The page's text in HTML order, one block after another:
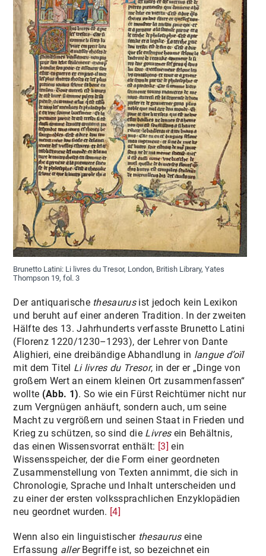
Brunetto Latini: Li livres du Tresor, London, British Library, Yates
Thompson 19, fol. 3
Der antiquarische thesaurusist jedoch kein Lexikon
und beruht auf einer anderen Tradition. In der zweiten
Hälfte des 13. Jahrhunderts verfasste Brunetto Latini
(Florenz 1220/1230–1293), der Lehrer von Dante
Alighieri, eine dreibändige Abhandlung in langue d’oïl
mit dem Titel Li livres du Tresor, in der er „Dinge von
großem Wert an einem kleinen Ort zusammenfassen“
wollte (Abb. 1). So wie ein Fürst Reichtümer nicht nur
zum Vergnügen anhäuft, sondern auch, um seine
Macht zu vergrößern und seinen Staat in Frieden und
Krieg zu schützen, so sind die Livresein Behältnis,
das einen Wissensvorrat enthält: [3] ein
Wissensspeicher, der die Form einer geordneten
Zusammenstellung von Texten annimmt, die sich in
Chronologie, Sprache und Inhalt unterscheiden und
zu einer der ersten volkssprachlichen Enzyklopädien
neu geordnet wurden. [4]
Wenn also ein linguistischer thesaurus eine
Erfassung allerBegriffe ist, so bezeichnet ein